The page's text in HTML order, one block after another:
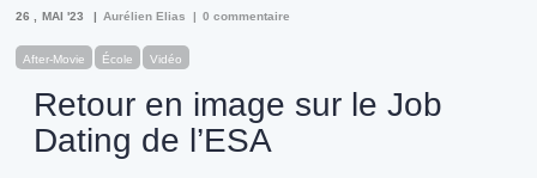
26 MAI '23 Aurélien Elias 0 commentaire
After-Movie École Vidéo
Retour en image sur le Job
Dating de l’ESA